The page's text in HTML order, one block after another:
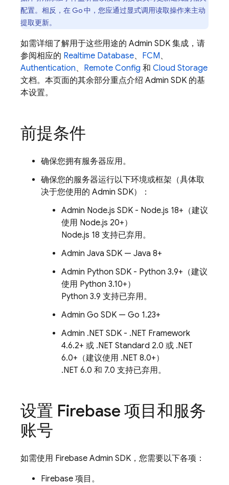
配置。相反，在 Go 中，您应通过显式调用读取操作来主动
提取更新。
如需详细了解用于这些用途的 Admin SDK 集成，请
参阅相应的 Realtime Database、 FCM、
Authentication、 Remote Config 和 Cloud Storage
文档。本页面的其余部分重点介绍 Admin SDK 的基
本设置。
前提条件
确保您拥有服务器应用。
确保您的服务器运行以下环境或框架（具体取
决于您使用的 Admin SDK）：
Admin Node.js SDK - Node.js 18+（建议
使用 Node.js 20+）
Node.js 18 支持已弃用。
Admin Java SDK — Java 8+
Admin Python SDK - Python 3.9+（建议
使用 Python 3.10+）
Python 3.9 支持已弃用。
Admin Go SDK — Go 1.23+
Admin .NET SDK - .NET Framework
4.6.2+ 或 .NET Standard 2.0 或 .NET
6.0+（建议使用 .NET 8.0+）
.NET 6.0 和 7.0 支持已弃用。
设置 Firebase 项目和服务
账号
如需使用 Firebase Admin SDK ，您需要以下各项：
Firebase 项目。